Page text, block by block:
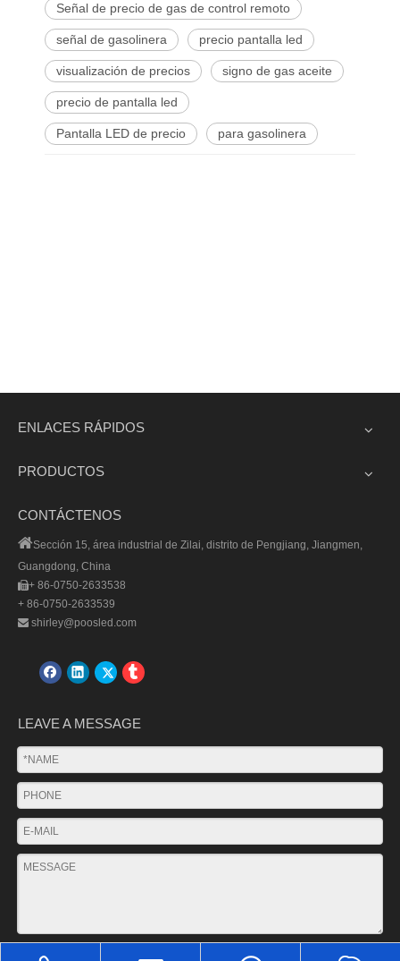
Señal de precio de gas de control remoto
señal de gasolinera precio pantalla led
visualización de precios signo de gas aceite
precio de pantalla led
Pantalla LED de precio para gasolinera
ENLACES RÁPIDOS
PRODUCTOS
CONTÁCTENOS
Sección 15, área industrial de Zilai, distrito de Pengjiang, Jiangmen,
Guangdong, China
+ 86-0750-2633538
+ 86-0750-2633539
 shirley@poosled.com
LEAVE A MESSAGE
SUBMIT